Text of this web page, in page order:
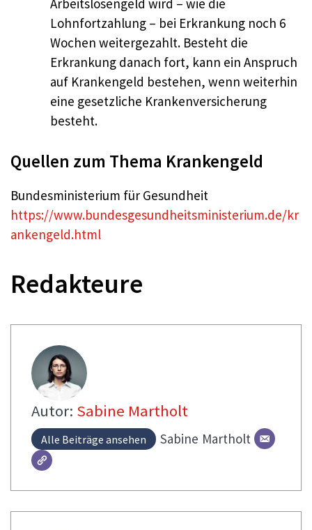
Arbeitslosengeld wird – wie die
Lohnfortzahlung – bei Erkrankung noch 6
Wochen weitergezahlt. Besteht die
Erkrankung danach fort, kann ein Anspruch
auf Krankengeld bestehen, wenn weiterhin
eine gesetzliche Krankenversicherung
besteht.
Quellen zum Thema Krankengeld
Bundesministerium für Gesundheit
https://www.bundesgesundheitsministerium.de/kr
ankengeld.html
Redakteure
Autor: Sabine Martholt
Alle Beiträge ansehen Sabine Martholt